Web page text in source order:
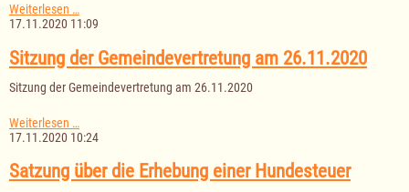
Weiterlesen …Sitzung
des
Waldschule
am
01.12.2020
17.11.2020 11:09
Sitzung der Gemeindevertretung am 26.11.2020
Sitzung der Gemeindevertretung am 26.11.2020
Weiterlesen …
der
am
26.11.2020
17.11.2020 10:24
Satzung über die Erhebung einer Hundesteuer